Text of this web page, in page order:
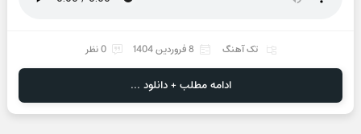
تک آهنگ 8 فروردین 1404 0 نظر
ادامه مطلب + دانلود ...